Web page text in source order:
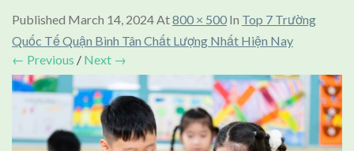
Published March 14, 2024At800 × 500 In Top 7 Trường
Quốc Tế Quận Bình Tân Chất Lượng Nhất Hiện Nay
← Previous / Next →